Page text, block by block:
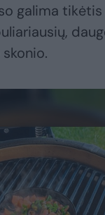
galima tikėtis